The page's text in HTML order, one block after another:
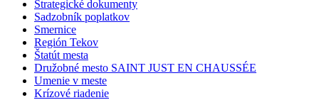
Strategické dokumenty
Sadzobník poplatkov
Smernice
Región Tekov
Štatút mesta
Družobné mesto SAINT JUST EN CHAUSSÉE
Umenie v meste
Krízové riadenie